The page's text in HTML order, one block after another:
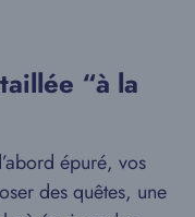
“à la
épuré, vos
des quêtes, une